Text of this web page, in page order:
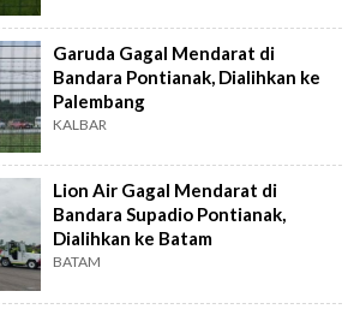
Garuda Gagal Mendarat di
Bandara Pontianak, Dialihkan ke
Palembang
KALBAR
Lion Air Gagal Mendarat di
Bandara Supadio Pontianak,
Dialihkan ke Batam
BATAM